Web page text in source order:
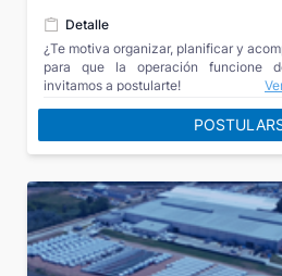
Detalle
¿Te motiva organizar, planificar y
para que la operación funcione
invitamos a postularte!